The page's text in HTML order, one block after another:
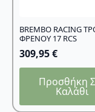
BREMBO RACING
ΦΡΕΝΟΥ 17 RCS
309,95€
Προσθήκη
Καλάθι